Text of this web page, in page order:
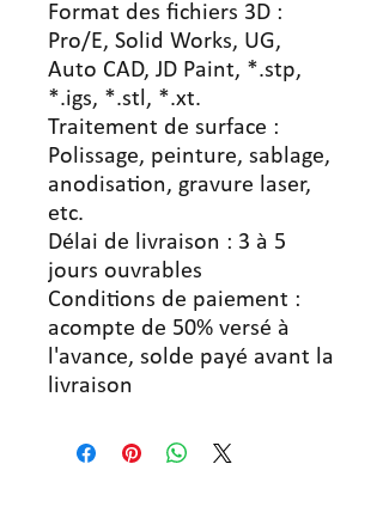
Format des fichiers 3D :
Pro/E, Solid Works, UG,
Auto CAD, JD Paint, *.stp,
*.igs, *.stl, *.xt.
Traitement de surface :
Polissage, peinture, sablage,
anodisation, gravure laser,
etc.
Délai de livraison : 3 à 5
jours ouvrables
Conditions de paiement :
acompte de 50% versé à
l'avance, solde payé avant la
livraison